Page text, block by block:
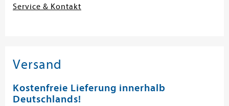
Service & Kontakt
Versand
Kostenfreie Lieferung innerhalb
Deutschlands!